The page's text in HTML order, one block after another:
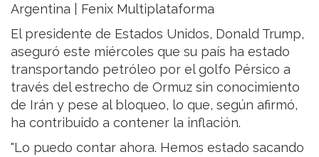
Argentina | Fenix Multiplataforma
El presidente de Estados Unidos, Donald Trump,
aseguró este miércoles que su país ha estado
transportando petróleo por el golfo Pérsico a
través del estrecho de Ormuz sin conocimiento
de Irán y pese al bloqueo, lo que, según afirmó,
ha contribuido a contener la inflación.
"Lo puedo contar ahora. Hemos estado sacando